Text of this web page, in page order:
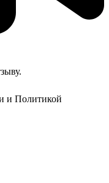
и Политикой